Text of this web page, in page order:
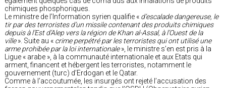
chimiques phosphoriques.
Le ministre de l’Information syrien qualifie « d’escalade dangereuse, le
tir par des terroristes d’un missile contenant des produits chimiques
depuis à l’Est d’Alep vers la région de Khan al-Assal, à l’Ouest de la
ville». Suite au « crime perpétré par les terroristes qui ont utilisé une
arme prohibée par la loi internationale», le ministre s’en est pris à la
Ligue « arabe », à la communauté internationale et aux Etats qui
arment, financent et hébergent les terroristes, notamment le
gouvernement (turc) d’Erdogan et le Qatar.
Comme à l’accoutumée, les insurgés ont rejeté l’accusation des